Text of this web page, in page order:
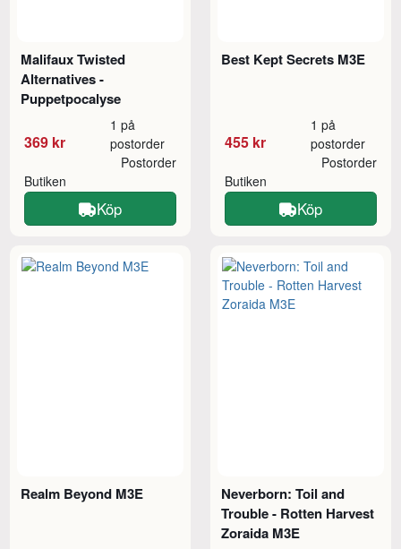
Malifaux Twisted
Alternatives -
Puppetpocalyse
369 kr
1 på
postorder
Butiken
Postorder
Köp
Best Kept Secrets M3E
455 kr
1 på
postorder
Butiken
Postorder
Köp
Realm Beyond M3E
Neverborn: Toil and
Trouble - Rotten Harvest
Zoraida M3E